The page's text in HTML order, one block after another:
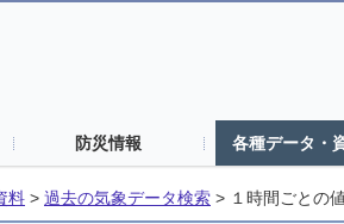
防災情報 各種データ・
料 > 過去の気象データ検索 > １時間ごとの